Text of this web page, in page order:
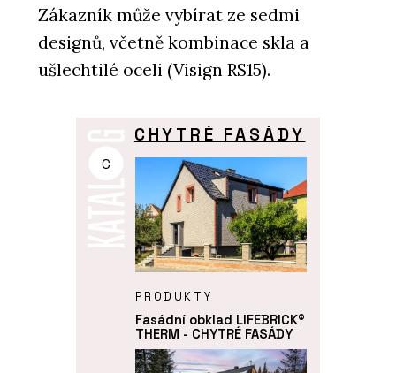
Zákazník může vybírat ze sedmi
designů, včetně kombinace skla a
ušlechtilé oceli (Visign RS15).
C
CHYTRÉ FASÁDY
PRODUKTY
Fasádní obklad LIFEBRICK®
THERM - CHYTRÉ FASÁDY